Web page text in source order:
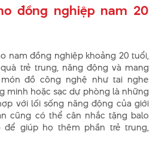
đồng nghiệp nam 20
nam đồng nghiệp khoảng 20 tuổi,
trẻ trung, năng động và mang
đồ công nghệ như tai nghe
minh hoặc sạc dự phòng là những
với lối sống năng động của giới
cũng có thể cân nhắc tặng balo
để giúp họ thêm phần trẻ trung,